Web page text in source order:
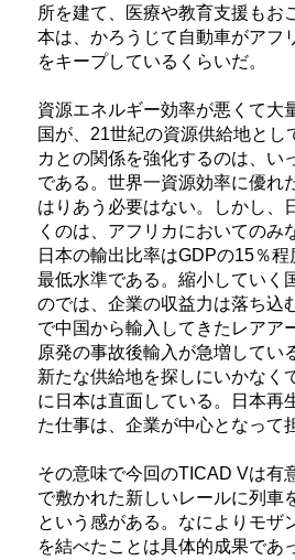
所を建て、医療や教育支援もお
本は、かろうじて自動車がアフ
をキープしているくらいだ。
資源エネルギー効率が悪くて大
国が、21世紀の資源供給地とし
カとの関係を強化するのは、い
である。世界一資源効率に優れ
はりあう必要はない。しかし、
くのは、アフリカにおいてのみ
日本の輸出比率はGDPの15％程
最低水準である。縮小していく
のでは、企業の収益力は落ち込
で中国から輸入してきたレアア
原発の事故後輸入が急増してい
新たな供給地を探しにいかなく
に日本は直面している。日本再
た仕事は、企業が中心となって
その意味で今回のTICAD Vは有
で敷かれた新しいレールに列車
という感がある。なによりモザ
を結べたことは具体的成果であ